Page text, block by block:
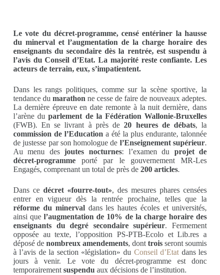
Le vote du décret-programme, censé entériner la hausse
du minerval et l’augmentation de la charge horaire des
enseignants du secondaire dès la rentrée, est suspendu à
l’avis du Conseil d’Etat. La majorité reste confiante. Les
acteurs de terrain, eux, s’impatientent.
Dans les rangs politiques, comme sur la scène sportive, la
tendance du marathon ne cesse de faire de nouveaux adeptes.
La dernière épreuve en date remonte à la nuit dernière, dans
l’arène duparlement de la Fédération Wallonie-Bruxelles
(FWB). En se livrant à près de20 heures de débats, la
commission de l’Education a été la plus endurante, talonnée
de justesse par son homologue de l’Enseignement supérieur.
Au menu desjoutes nocturnes: l’examen du projet de
décret-programmeporté par le gouvernement MR-Les
Engagés, comprenant un total de près de 200 articles.
Dans ce décret «fourre-tout», des mesures phares censées
entrer en vigueur dès la rentrée prochaine, telles que la
réforme du minerval dans les hautes écoles et universités,
ainsi quel’augmentation de 10% de la charge horaire des
enseignants du degré secondaire supérieur. Fermement
opposée au texte, l’opposition PS-PTB-Ecolo et Lib.res a
déposé de nombreux amendements, donttroisseront soumis
à l’avis de la section «législation» du Conseil d’Etat dans les
jours à venir. Le vote du décret-programme est donc
temporairementsuspendu aux décisions de l’institution.